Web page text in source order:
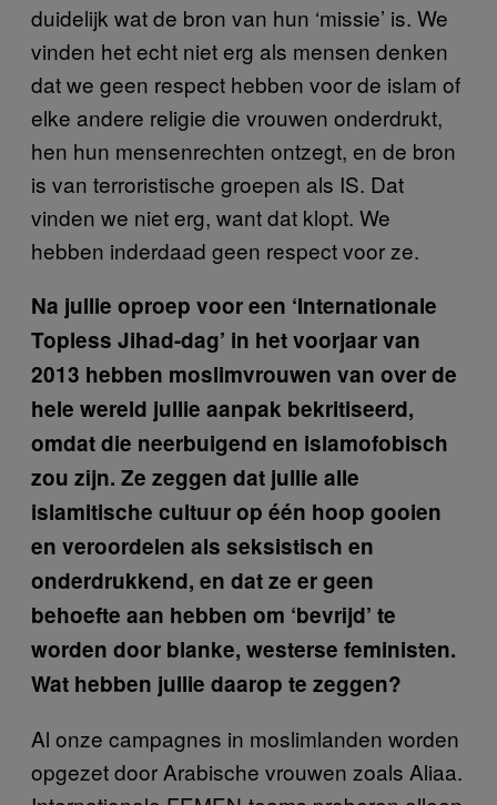
duidelijk wat de bron van hun ‘missie’ is. We
vinden het echt niet erg als mensen denken
dat we geen respect hebben voor de islam of
elke andere religie die vrouwen onderdrukt,
hen hun mensenrechten ontzegt, en de bron
is van terroristische groepen als IS. Dat
vinden we niet erg, want dat klopt. We
hebben inderdaad geen respect voor ze.
Na jullie oproep voor een ‘Internationale
Topless Jihad-dag’ in het voorjaar van
2013 hebben moslimvrouwen van over de
hele wereld jullie aanpak bekritiseerd,
omdat die neerbuigend en islamofobisch
zou zijn. Ze zeggen dat jullie alle
islamitische cultuur op één hoop gooien
en veroordelen als seksistisch en
onderdrukkend, en dat ze er geen
behoefte aan hebben om ‘bevrijd’ te
worden door blanke, westerse feministen.
Wat hebben jullie daarop te zeggen?
Al onze campagnes in moslimlanden worden
opgezet door Arabische vrouwen zoals Aliaa.